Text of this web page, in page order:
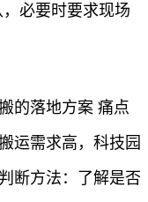
必要时要求现场
的落地方案 痛点
运需求高，科技园
断方法：了解是否